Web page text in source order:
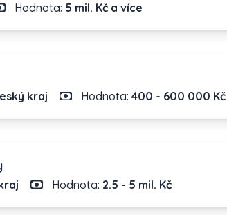
Hodnota: 5 mil. Kč a více
kraj Hodnota: 400 - 600 000 Kč
Hodnota: 2.5 - 5 mil. Kč